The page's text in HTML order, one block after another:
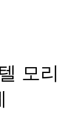
모리